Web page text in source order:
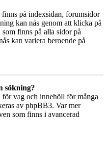
på indexsidan, forumsidor
kan nås genom att klicka på
finns på alla sidor på
kan variera beroende på
sökning?
vag och innehöll för många
av phpBB3. Var mer
som finns i avancerad